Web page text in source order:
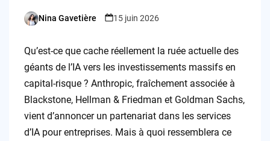
Posted
Nina Gavetière 15 juin 2026
Qu’est-ce que cache réellement la ruée actuelle des
géants de l’IA vers les investissements massifs en
capital-risque ? Anthropic, fraîchement associée à
Blackstone, Hellman & Friedman et Goldman Sachs,
vient d’annoncer un partenariat dans les services
d’IA pour entreprises. Mais à quoi ressemblera ce